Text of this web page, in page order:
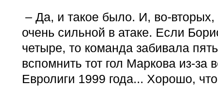
– Да, и такое было. И, во-
очень сильной в атаке. Если
четыре, то команда забивала
вспомнить тот гол Маркова из-за
Евролиги 1999 года... Хорошо,